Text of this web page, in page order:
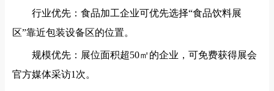
行业优先：食品加工企业可优先选择“食品饮料展
区”靠近包装设备区的位置。
规模优先：展位面积超50㎡的企业，可免费获得展会
官方媒体采访1次。